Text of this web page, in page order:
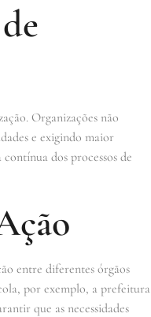
Organizações não
e exigindo maior
dos processos de
entre diferentes órgãos
por exemplo, a prefeitura
que as necessidades